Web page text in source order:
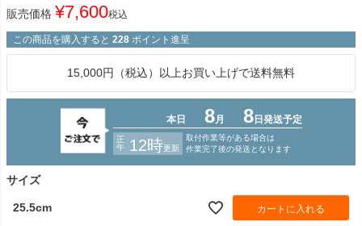
販売価格 ¥7,600税込
この商品を購入すると 228 ポイント進呈
15,000円（税込）以上お買い上げで送料無料
サイズ
25.5cm カートに入れる